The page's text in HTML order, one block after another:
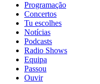
Programação
Concertos
Tu escolhes
Notícias
Podcasts
Radio Shows
Equipa
Passou
Ouvir